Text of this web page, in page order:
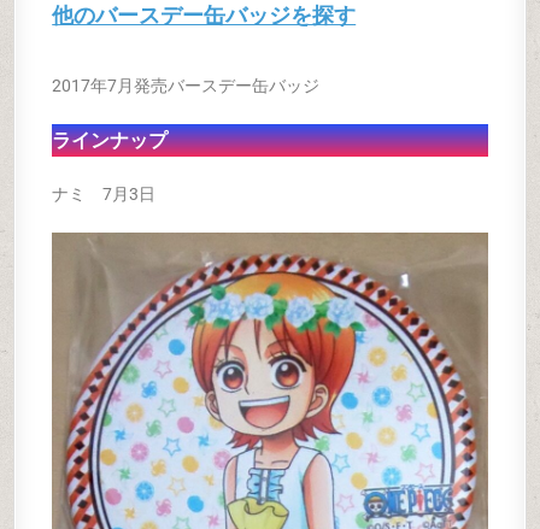
他のバースデー缶バッジを探す
2017年7月発売バースデー缶バッジ
ラインナップ
ナミ 7月3日